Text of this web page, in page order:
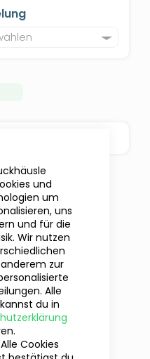
dich da!
und
um
uns
und für die
Wir nutzen
zur
Alle
du in
Cookies